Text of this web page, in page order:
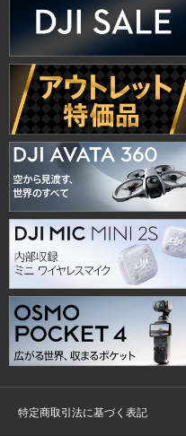
特定商取引法に基づく表記